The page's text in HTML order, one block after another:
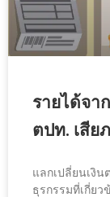
รายได้จา
ตปท. เสีย
แลกเปลี่ยนเงิน
ธุรกรรมที่เกี่ยว